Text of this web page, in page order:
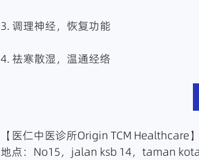
3. 调理神经，恢复功能
4. 祛寒散湿，温通经络
【医仁中医诊所Origin TCM Healthcare】
地点：No15，jalan ksb 14，taman